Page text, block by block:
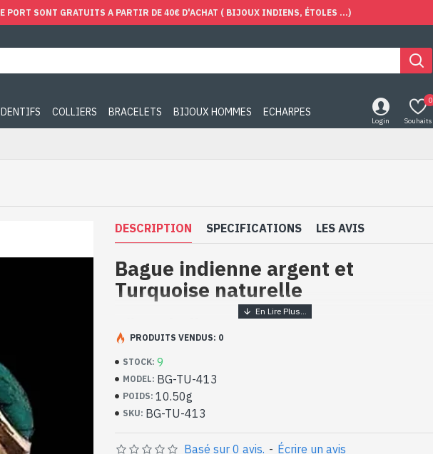
PORT SONT GRATUITS A PARTIR DE 40€ D'ACHAT ( BIJOUX INDIENS, ÉTOLES ...)
COLLIERS BRACELETS BIJOUX HOMMES ECHARPES
Login Souhaits
0
DESCRIPTION SPECIFICATIONS LES AVIS
Bague indienne argent et
Turquoise naturelle
Bijoux indiens artisanaux - Bague
argent massif et Turquoise
- Bague en argent véritable 925/1000
- Faite à la main à Jaipur ( INDE )
- Composée de 5 pierres serties, en cabochon
- Livrée avec un petit sac artisanal
Bague indienne argent et Turquoise
STOCK: 9
MODEL: BG-TU-413
POIDS: 10.50g
SKU: BG-TU-413
PRODUITS VENDUS: 0
Basé sur 0 avis. - Écrire un avis